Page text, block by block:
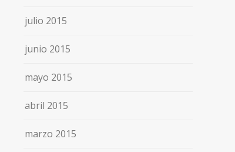
julio 2015
junio 2015
mayo 2015
abril 2015
marzo 2015